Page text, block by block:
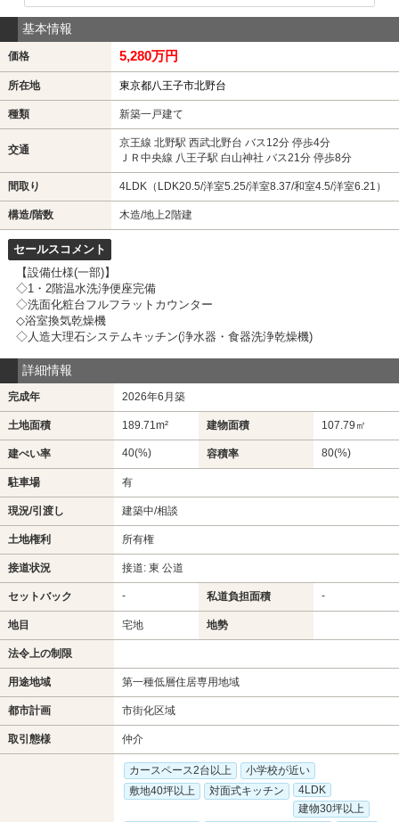
基本情報
価格 5,280万円
所在地 東京都八王子市北野台
種類 新築一戸建て
交通
京王線 北野駅 西武北野台 バス12分 停歩4分
ＪＲ中央線 八王子駅 白山神社 バス21分 停歩8分
間取り 4LDK（LDK20.5/洋室5.25/洋室8.37/和室4.5/洋室6.21）
構造/階数 木造/地上2階建
セールスコメント
【設備仕様(一部)】
◇1・2階温水洗浄便座完備
◇洗面化粧台フルフラットカウンター
◇浴室換気乾燥機
◇人造大理石システムキッチン(浄水器・食器洗浄乾燥機)
詳細情報
完成年 2026年6月築
土地面積 189.71m² 建物面積 107.79㎡
建ぺい率 40(%) 容積率 80(%)
駐車場 有
現況/引渡し 建築中/相談
土地権利 所有権
接道状況 接道: 東 公道
セットバック - 私道負担面積 -
地目 宅地 地勢
法令上の制限
用途地域 第一種低層住居専用地域
都市計画 市街化区域
取引態様 仲介
カースペース2台以上
小学校が近い
敷地40坪以上
対面式キッチン
4LDK
建物30坪以上